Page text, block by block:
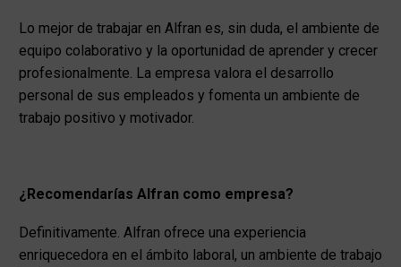
Lo mejor de trabajar en Alfran es, sin duda, el ambiente de
equipo colaborativo y la oportunidad de aprender y crecer
profesionalmente. La empresa valora el desarrollo
personal de sus empleados y fomenta un ambiente de
trabajo positivo y motivador.
¿Recomendarías Alfran como empresa?
Definitivamente. Alfran ofrece una experiencia
enriquecedora en el ámbito laboral, un ambiente de trabajo